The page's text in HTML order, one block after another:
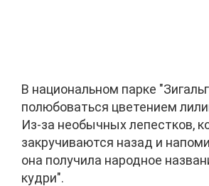
В национальном парке
полюбоваться цветением
Из-за необычных лепестков,
закручиваются назад и
она получила народное
кудри".